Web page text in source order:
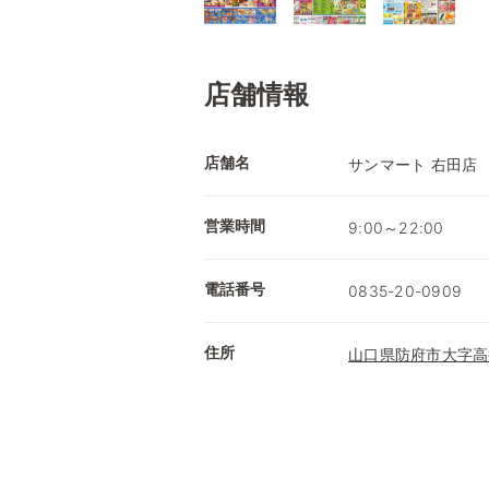
店舗情報
店舗名 サンマート 右田店
営業時間 9:00～22:00
電話番号 0835-20-0909
住所 山口県防府市大字